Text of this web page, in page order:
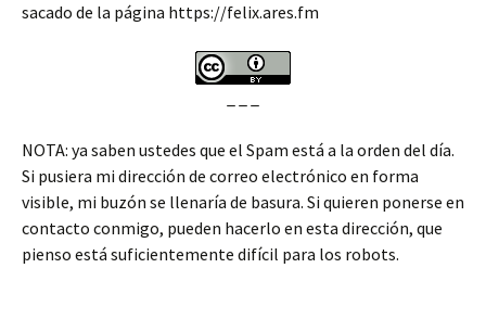
sacado de la página https://felix.ares.fm
NOTA: ya saben ustedes que el Spam está a la orden del día.
Si pusiera mi dirección de correo electrónico en forma
visible, mi buzón se llenaría de basura. Si quieren ponerse en
contacto conmigo, pueden hacerlo en esta dirección, que
pienso está suficientemente difícil para los robots.